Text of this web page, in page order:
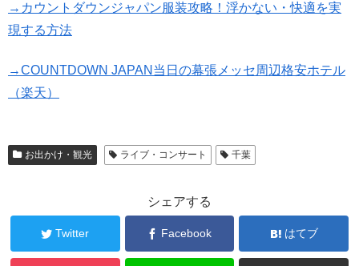
→カウントダウンジャパン服装攻略！浮かない・快適を実
現する方法
→COUNTDOWN JAPAN当日の幕張メッセ周辺格安ホテル
（楽天）
お出かけ・観光 ライブ・コンサート 千葉
シェアする
Twitter Facebook はてブ